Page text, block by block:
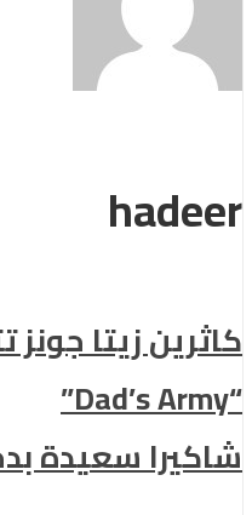
hadeer
كاثرين زيتا
“Dad’s Army”
شاكيرا سعيدة